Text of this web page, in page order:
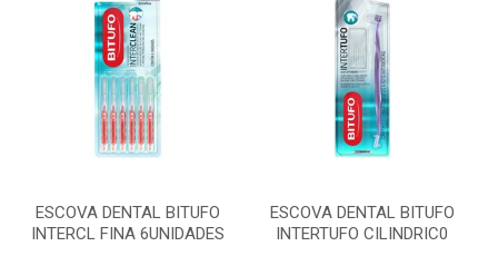
ESCOVA DENTAL BITUFO
INTERCL FINA 6UNIDADES
ESCOVA DENTAL BITUFO
INTERTUFO CILINDRIC0